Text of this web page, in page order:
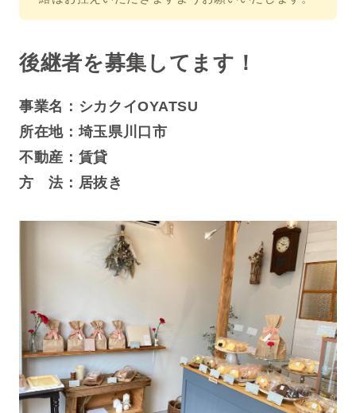
後継者を募集してます！
事業名：シカクイOYATSU
所在地：埼玉県川口市
不動産：賃貸
方 法：居抜き